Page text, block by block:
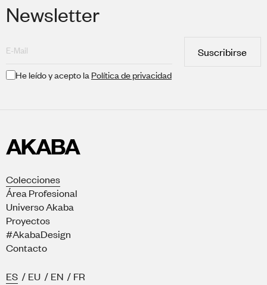
Newsletter
He leído y acepto la Política de privacidad
Suscribirse
Colecciones
Área Profesional
Universo Akaba
Proyectos
#AkabaDesign
Contacto
ES / EU / EN / FR